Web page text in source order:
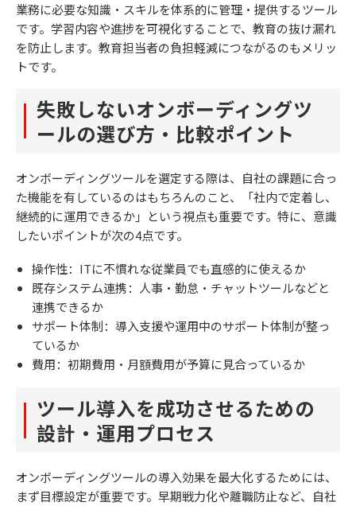
業務に必要な知識・スキルを体系的に管理・提供するツール
です。学習内容や進捗を可視化することで、教育の抜け漏れ
を防止します。教育担当者の負担軽減につながるのもメリッ
トです。
失敗しないオンボーディングツ
ールの選び方・比較ポイント
オンボーディングツールを選定する際は、自社の課題に合っ
た機能を有しているのはもちろんのこと、「社内で定着し、
継続的に運用できるか」という視点も重要です。特に、意識
したいポイントが次の4点です。
操作性：ITに不慣れな従業員でも直感的に使えるか
既存システム連携：人事・勤怠・チャットツールなどと
連携できるか
サポート体制：導入支援や運用中のサポート体制が整っ
ているか
費用：初期費用・月額費用が予算に見合っているか
ツール導入を成功させるための
設計・運用プロセス
オンボーディングツールの導入効果を最大化するためには、
まず目標設定が重要です。早期戦力化や離職防止など、自社